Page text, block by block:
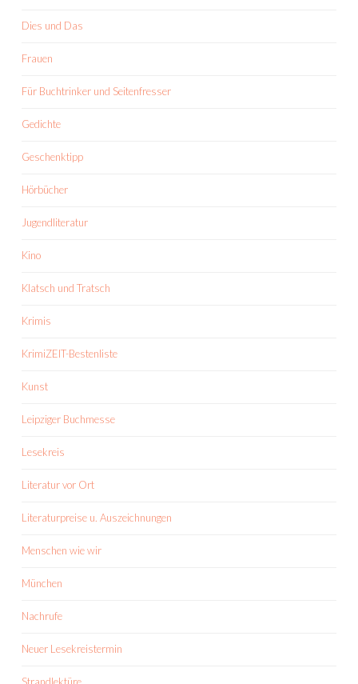
Dies und Das
Frauen
Für Buchtrinker und Seitenfresser
Gedichte
Geschenktipp
Hörbücher
Jugendliteratur
Kino
Klatsch und Tratsch
Krimis
KrimiZEIT-Bestenliste
Kunst
Leipziger Buchmesse
Lesekreis
Literatur vor Ort
Literaturpreise u. Auszeichnungen
Menschen wie wir
München
Nachrufe
Neuer Lesekreistermin